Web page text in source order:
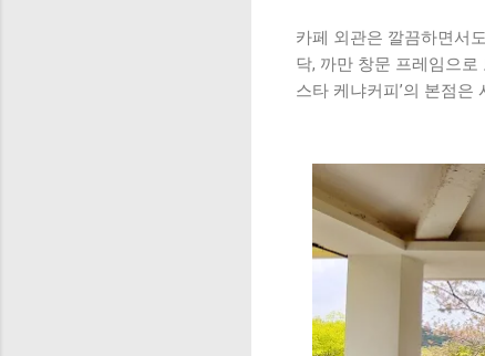
카페 외관은 깔끔하면서
닥, 까만 창문 프레임으
스타 케냐커피’의 본점은